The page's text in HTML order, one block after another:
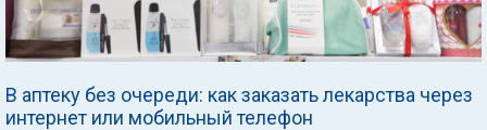
В аптеку без очереди: как заказать лекарства через
интернет или мобильный телефон